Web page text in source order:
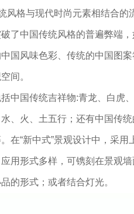
风格与现代时尚元素相结合
了中国传统风格的普遍弊端
国风味色彩、传统的中国图案
间。
中国传统吉祥物:青龙、白虎
、火、土五行；还有中国传
在“新中式”景观设计中，采
用形式多样，可镌刻在景观
的形式；或者结合灯光。